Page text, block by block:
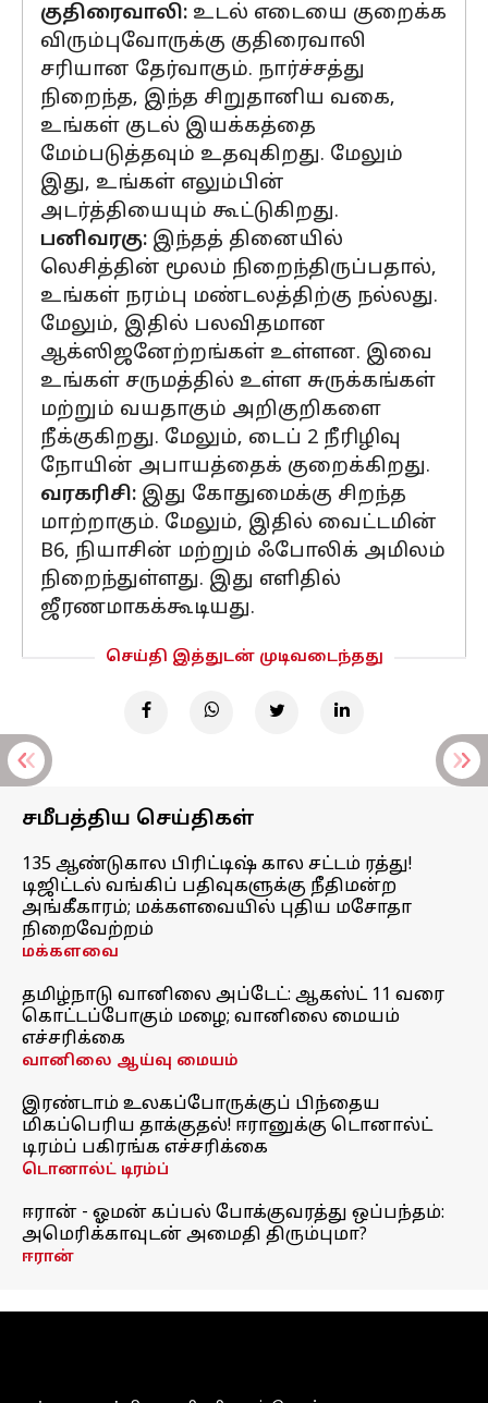
குதிரைவாலி: உடல் எடையை குறைக்க
விரும்புவோருக்கு குதிரைவாலி
சரியான தேர்வாகும். நார்ச்சத்து
நிறைந்த, இந்த சிறுதானிய வகை,
உங்கள் குடல் இயக்கத்தை
மேம்படுத்தவும் உதவுகிறது. மேலும்
இது, உங்கள் எலும்பின்
அடர்த்தியையும் கூட்டுகிறது.
பனிவரகு: இந்தத் தினையில்
லெசித்தின் மூலம் நிறைந்திருப்பதால்,
உங்கள் நரம்பு மண்டலத்திற்கு நல்லது.
மேலும், இதில் பலவிதமான
ஆக்ஸிஜனேற்றங்கள் உள்ளன. இவை
உங்கள் சருமத்தில் உள்ள சுருக்கங்கள்
மற்றும் வயதாகும் அறிகுறிகளை
நீக்குகிறது. மேலும், டைப் 2 நீரிழிவு
நோயின் அபாயத்தைக் குறைக்கிறது.
வரகரிசி: இது கோதுமைக்கு சிறந்த
மாற்றாகும். மேலும், இதில் வைட்டமின்
B6, நியாசின் மற்றும் ஃபோலிக் அமிலம்
நிறைந்துள்ளது. இது எளிதில்
ஜீரணமாகக்கூடியது.
செய்தி இத்துடன் முடிவடைந்தது
சமீபத்திய செய்திகள்
135 ஆண்டுகால பிரிட்டிஷ் கால சட்டம் ரத்து!
டிஜிட்டல் வங்கிப் பதிவுகளுக்கு நீதிமன்ற
அங்கீகாரம்; மக்களவையில் புதிய மசோதா
நிறைவேற்றம்
மக்களவை
தமிழ்நாடு வானிலை அப்டேட்: ஆகஸ்ட் 11 வரை
கொட்டப்போகும் மழை; வானிலை மையம்
எச்சரிக்கை
வானிலை ஆய்வு மையம்
இரண்டாம் உலகப்போருக்குப் பிந்தைய
மிகப்பெரிய தாக்குதல்! ஈரானுக்கு டொனால்ட்
டிரம்ப் பகிரங்க எச்சரிக்கை
டொனால்ட் டிரம்ப்
ஈரான் - ஓமன் கப்பல் போக்குவரத்து ஒப்பந்தம்:
அமெரிக்காவுடன் அமைதி திரும்புமா?
ஈரான்